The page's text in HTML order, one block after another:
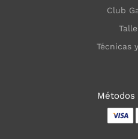
Club
Técnicas
Métodos